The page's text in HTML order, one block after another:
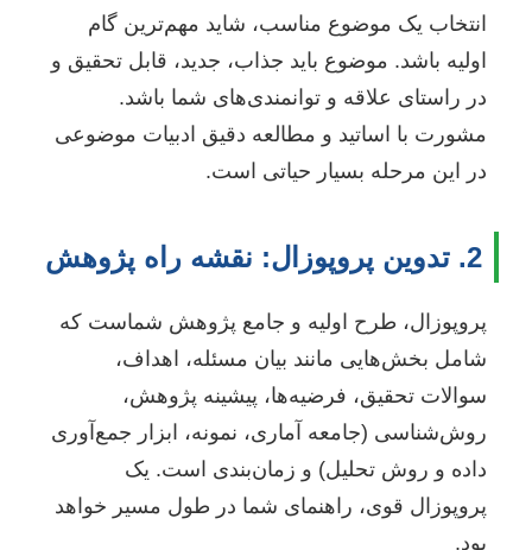
انتخاب یک موضوع مناسب، شاید مهم‌ترین گام
اولیه باشد. موضوع باید جذاب، جدید، قابل تحقیق و
در راستای علاقه و توانمندی‌های شما باشد.
مشورت با اساتید و مطالعه دقیق ادبیات موضوعی
در این مرحله بسیار حیاتی است.
2. تدوین پروپوزال: نقشه راه پژوهش
پروپوزال، طرح اولیه و جامع پژوهش شماست که
شامل بخش‌هایی مانند بیان مسئله، اهداف،
سوالات تحقیق، فرضیه‌ها، پیشینه پژوهش،
روش‌شناسی (جامعه آماری، نمونه، ابزار جمع‌آوری
داده و روش تحلیل) و زمان‌بندی است. یک
پروپوزال قوی، راهنمای شما در طول مسیر خواهد
بود.